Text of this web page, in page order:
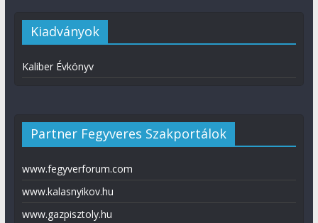
Kiadványok
Kaliber Évkönyv
Partner Fegyveres Szakportálok
www.fegyverforum.com
www.kalasnyikov.hu
www.gazpisztoly.hu